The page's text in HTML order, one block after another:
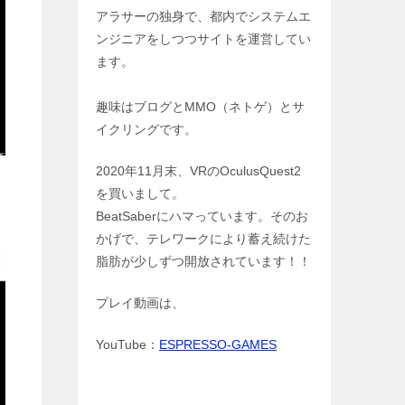
アラサーの独身で、都内でシステムエ
ンジニアをしつつサイトを運営してい
ます。
趣味はブログとMMO（ネトゲ）とサ
イクリングです。
2020年11月末、VRのOculusQuest2
を買いまして。
BeatSaberにハマっています。そのお
かげで、テレワークにより蓄え続けた
脂肪が少しずつ開放されています！！
プレイ動画は、
YouTube： ESPRESSO-GAMES